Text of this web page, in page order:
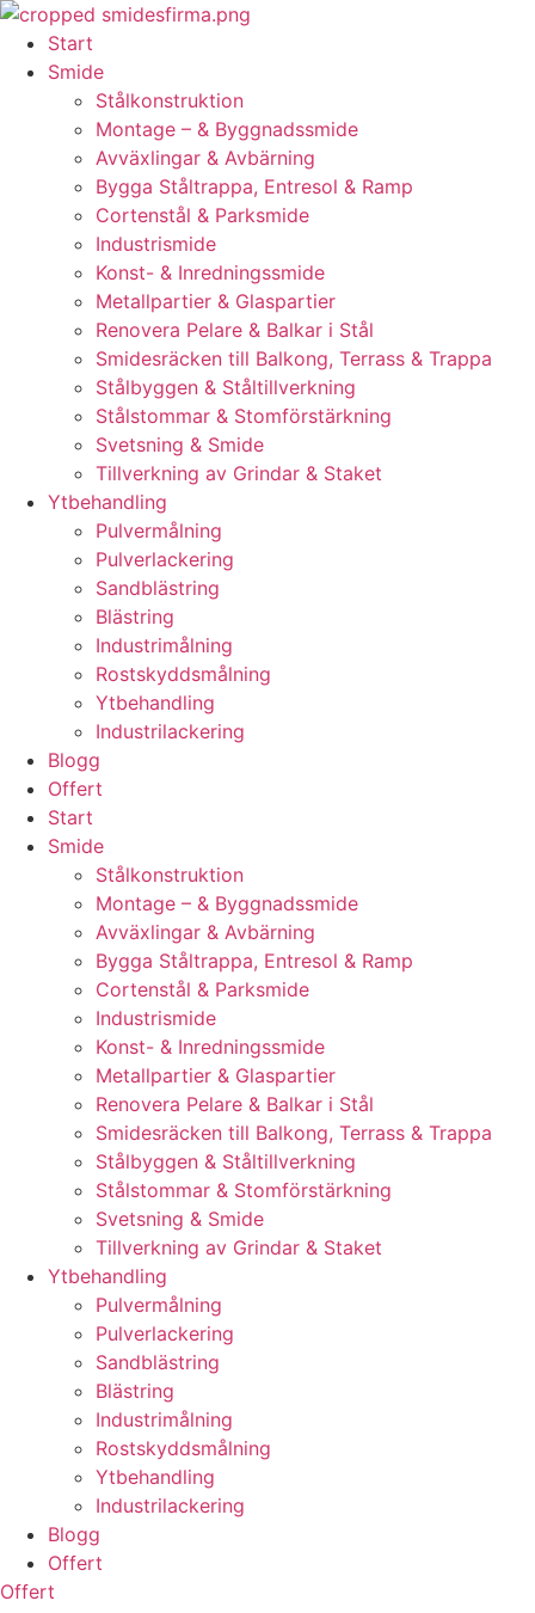
Skip
content
Start
Smide
Stålkonstruktion
Montage – & Byggnadssmide
Avväxlingar & Avbärning
Bygga Ståltrappa, Entresol & Ramp
Cortenstål & Parksmide
Industrismide
Konst- & Inredningssmide
Metallpartier & Glaspartier
Renovera Pelare & Balkar i Stål
Smidesräcken till Balkong, Terrass & Trappa
Stålbyggen & Ståltillverkning
Stålstommar & Stomförstärkning
Svetsning & Smide
Tillverkning av Grindar & Staket
Ytbehandling
Pulvermålning
Pulverlackering
Sandblästring
Blästring
Industrimålning
Rostskyddsmålning
Ytbehandling
Industrilackering
Blogg
Offert
Start
Smide
Stålkonstruktion
Montage – & Byggnadssmide
Avväxlingar & Avbärning
Bygga Ståltrappa, Entresol & Ramp
Cortenstål & Parksmide
Industrismide
Konst- & Inredningssmide
Metallpartier & Glaspartier
Renovera Pelare & Balkar i Stål
Smidesräcken till Balkong, Terrass & Trappa
Stålbyggen & Ståltillverkning
Stålstommar & Stomförstärkning
Svetsning & Smide
Tillverkning av Grindar & Staket
Ytbehandling
Pulvermålning
Pulverlackering
Sandblästring
Blästring
Industrimålning
Rostskyddsmålning
Ytbehandling
Industrilackering
Blogg
Offert
Offert